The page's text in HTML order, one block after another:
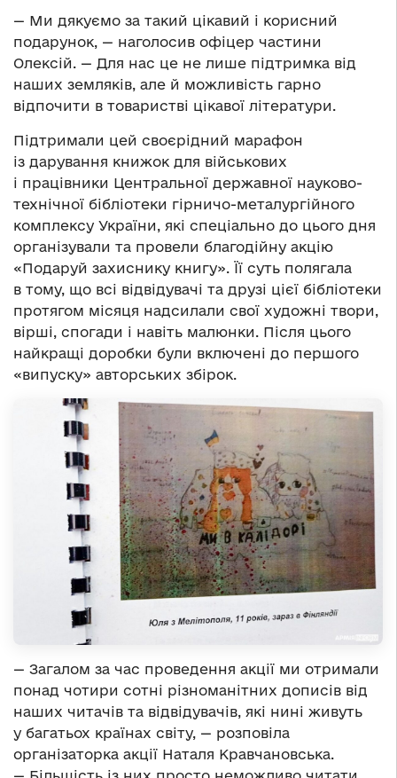
— Ми дякуємо за такий цікавий і корисний
подарунок, — наголосив офіцер частини
Олексій. — Для нас це не лише підтримка від
наших земляків, але й можливість гарно
відпочити в товаристві цікавої літератури.
Підтримали цей своєрідний марафон
із дарування книжок для військових
і працівники Центральної державної науково-
технічної бібліотеки гірничо-металургійного
комплексу України, які спеціально до цього дня
організували та провели благодійну акцію
«Подаруй захиснику книгу». Її суть полягала
в тому, що всі відвідувачі та друзі цієї бібліотеки
протягом місяця надсилали свої художні твори,
вірші, спогади і навіть малюнки. Після цього
найкращі доробки були включені до першого
«випуску» авторських збірок.
— Загалом за час проведення акції ми отримали
понад чотири сотні різноманітних дописів від
наших читачів та відвідувачів, які нині живуть
у багатьох країнах світу, — розповіла
організаторка акції Наталя Кравчановська.